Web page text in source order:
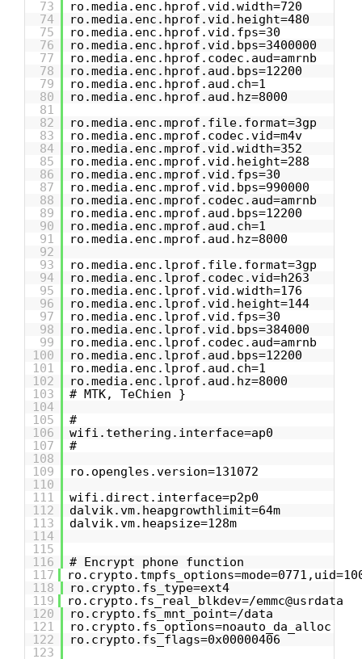
73
ro.media.enc.hprof.vid.width=720
74
ro.media.enc.hprof.vid.height=480
75
ro.media.enc.hprof.vid.fps=30
76
ro.media.enc.hprof.vid.bps=3400000
77
ro.media.enc.hprof.codec.aud=amrnb
78
ro.media.enc.hprof.aud.bps=12200
79
ro.media.enc.hprof.aud.ch=1
80
ro.media.enc.hprof.aud.hz=8000
81
82
ro.media.enc.mprof.file.format=3gp
83
ro.media.enc.mprof.codec.vid=m4v
84
ro.media.enc.mprof.vid.width=352
85
ro.media.enc.mprof.vid.height=288
86
ro.media.enc.mprof.vid.fps=30
87
ro.media.enc.mprof.vid.bps=990000
88
ro.media.enc.mprof.codec.aud=amrnb
89
ro.media.enc.mprof.aud.bps=12200
90
ro.media.enc.mprof.aud.ch=1
91
ro.media.enc.mprof.aud.hz=8000
92
93
ro.media.enc.lprof.file.format=3gp
94
ro.media.enc.lprof.codec.vid=h263
95
ro.media.enc.lprof.vid.width=176
96
ro.media.enc.lprof.vid.height=144
97
ro.media.enc.lprof.vid.fps=30
98
ro.media.enc.lprof.vid.bps=384000
99
ro.media.enc.lprof.codec.aud=amrnb
100
ro.media.enc.lprof.aud.bps=12200
101
ro.media.enc.lprof.aud.ch=1
102
ro.media.enc.lprof.aud.hz=8000
103
# MTK, TeChien }
104
105
#
106
wifi.tethering.interface=ap0
107
#
108
109
ro.opengles.version=131072
110
111
wifi.direct.interface=p2p0
112
dalvik.vm.heapgrowthlimit=64m
113
dalvik.vm.heapsize=128m
114
115
116
# Encrypt phone function
117
118
ro.crypto.fs_type=ext4
119
ro.crypto.fs_real_blkdev=/emmc@usrdata
120
ro.crypto.fs_mnt_point=/data
121
ro.crypto.fs_options=noauto_da_alloc
122
ro.crypto.fs_flags=0x00000406
123